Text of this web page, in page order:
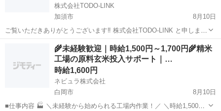
株式会社TODO-LINK
加須市
8月10日
ご覧いただきありがとうございます‼︎ 株式会社TODO-LINK と申しま
す。 事業拡大に伴い海上コンテナ荷下ろし作業員を募集しています ！
軽作業 コンテナ
🌾未経験歓迎｜時給1,500円～1,700円🌾精米
工場の原料玄米投入サポート｜…
時給1,600円
ネビュラ株式会社
白岡市
8月10日
■仕事内容 🏭 ＼未経験から始められる工場内作業！／ ＼時給1,500円